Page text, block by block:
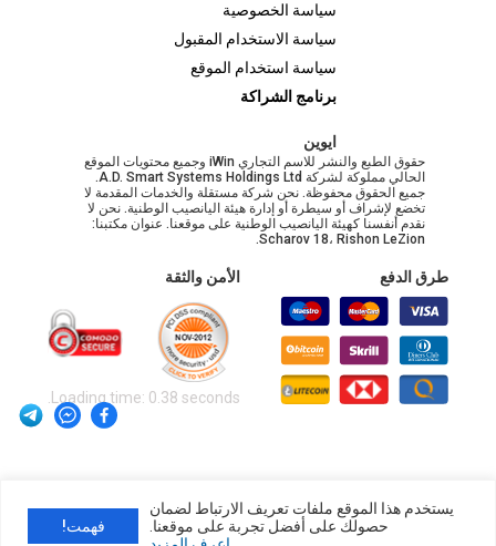
سياسة الخصوصية
سياسة الاستخدام المقبول
سياسة استخدام الموقع
برنامج الشراكة
ايوين
حقوق الطبع والنشر للاسم التجاري iWin وجميع محتويات الموقع
الحالي مملوكة لشركة A.D. Smart Systems Holdings Ltd.
جميع الحقوق محفوظة. نحن شركة مستقلة والخدمات المقدمة لا
تخضع لإشراف أو سيطرة أو إدارة هيئة اليانصيب الوطنية. نحن لا
نقدم أنفسنا كهيئة اليانصيب الوطنية على موقعنا. عنوان مكتبنا:
Scharov 18، Rishon LeZion.
طرق الدفع الأمن والثقة
Loading time: 0.38 seconds.
يستخدم هذا الموقع ملفات تعريف الارتباط لضمان
حصولك على أفضل تجربة على موقعنا.
فهمت!